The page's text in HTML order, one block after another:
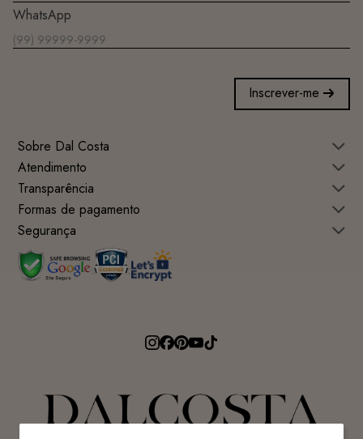
WhatsApp
Inscrever-me
Sobre Dal Costa
Atendimento
Transparência
Formas de pagamento
Segurança